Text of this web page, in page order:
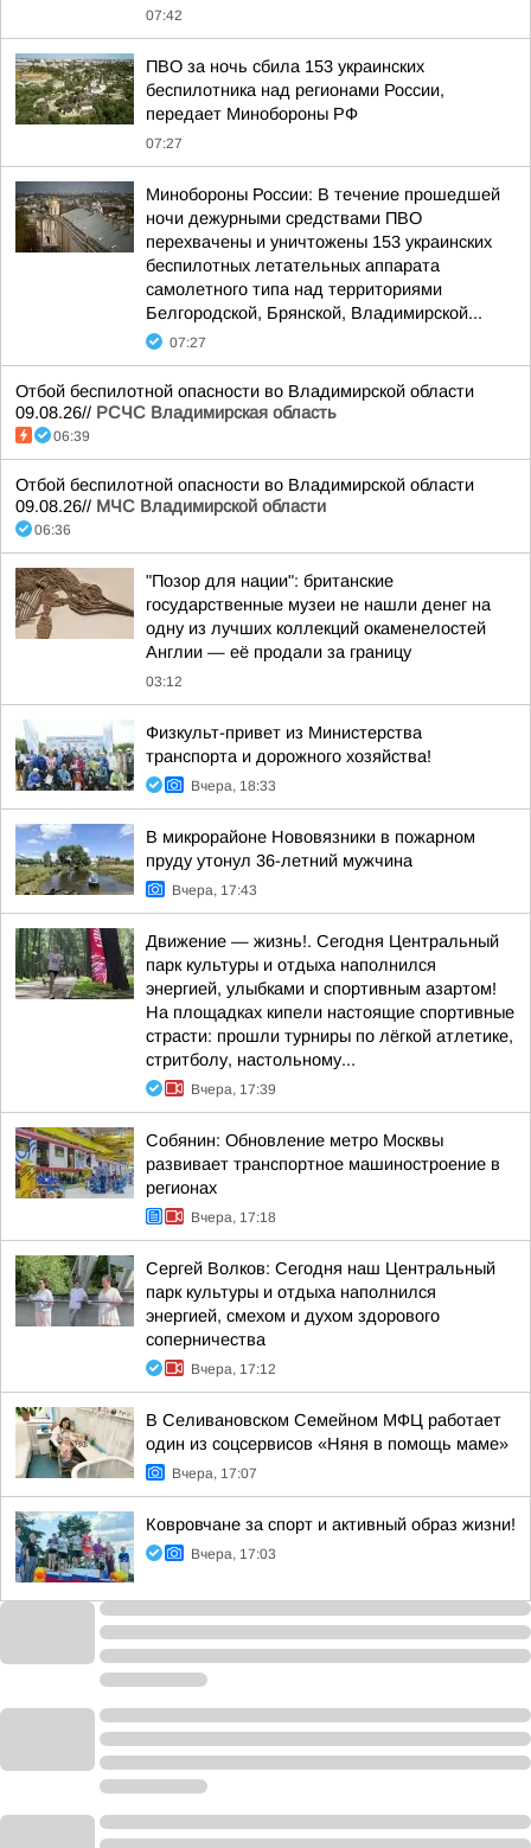
07:42
ПВО за ночь сбила 153 украинских
беспилотника над регионами России,
передает Минобороны РФ
07:27
Минобороны России: В течение прошедшей
ночи дежурными средствами ПВО
перехвачены и уничтожены 153 украинских
беспилотных летательных аппарата
самолетного типа над территориями
Белгородской, Брянской, Владимирской...
07:27
Отбой беспилотной опасности во Владимирской области
09.08.26// РСЧС Владимирская область
06:39
Отбой беспилотной опасности во Владимирской области
09.08.26// МЧС Владимирской области
06:36
"Позор для нации": британские
государственные музеи не нашли денег на
одну из лучших коллекций окаменелостей
Англии — её продали за границу
03:12
Физкульт-привет из Министерства
транспорта и дорожного хозяйства!
Вчера, 18:33
В микрорайоне Нововязники в пожарном
пруду утонул 36-летний мужчина
Вчера, 17:43
Движение — жизнь!. Сегодня Центральный
парк культуры и отдыха наполнился
энергией, улыбками и спортивным азартом!
На площадках кипели настоящие спортивные
страсти: прошли турниры по лёгкой атлетике,
стритболу, настольному...
Вчера, 17:39
Собянин: Обновление метро Москвы
развивает транспортное машиностроение в
регионах
Вчера, 17:18
Сергей Волков: Сегодня наш Центральный
парк культуры и отдыха наполнился
энергией, смехом и духом здорового
соперничества
Вчера, 17:12
В Селивановском Семейном МФЦ работает
один из соцсервисов «Няня в помощь маме»
Вчера, 17:07
Ковровчане за спорт и активный образ жизни!
Вчера, 17:03